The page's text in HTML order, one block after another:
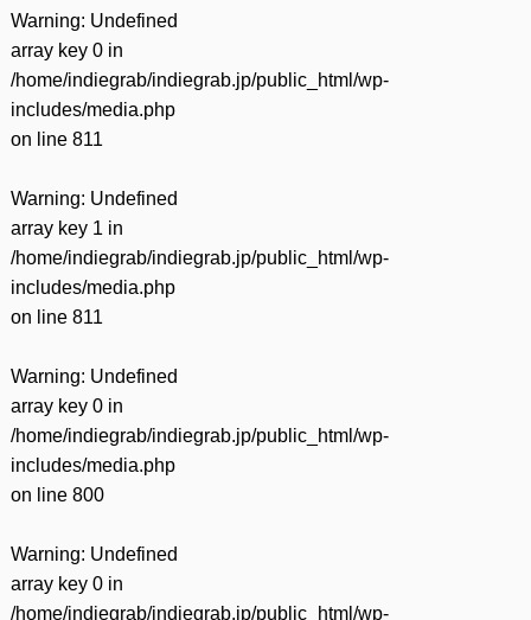
Warning: Undefined
array key 0 in
/home/indiegrab/indiegrab.jp/public_html/wp-
includes/media.php
on line 811
Warning: Undefined
array key 1 in
/home/indiegrab/indiegrab.jp/public_html/wp-
includes/media.php
on line 811
Warning: Undefined
array key 0 in
/home/indiegrab/indiegrab.jp/public_html/wp-
includes/media.php
on line 800
Warning: Undefined
array key 0 in
/home/indiegrab/indiegrab.jp/public_html/wp-